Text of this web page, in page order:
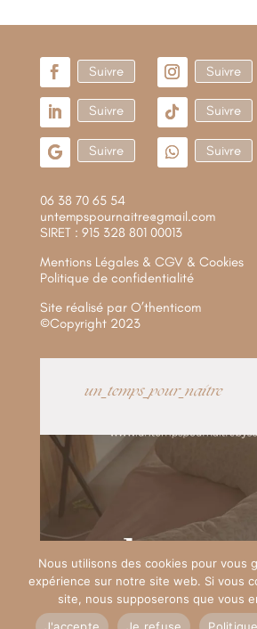
Suivre Suivre
Suivre Suivre
Suivre Suivre
06 38 70 65 54
untempspournaitre@gmail.com
SIRET : 915 328 801 00013
Mentions Légales & CGV & Cookies
Politique de confidentialité
Site réalisé par O’thenticom
©Copyright 2023
un_temps_pour_naitre
Nous utilisons des cookies pour vous
expérience sur notre site web. Si vous
site, nous supposerons que vous
J'accepte
Je refuse